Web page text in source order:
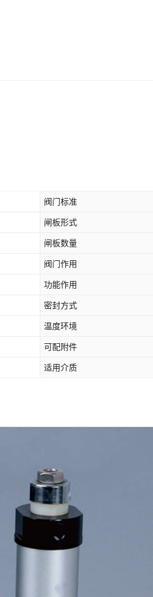
阀门标准
闸板形式
闸板数量
阀门作用
功能作用
密封方式
温度环境
可配附件
适用介质